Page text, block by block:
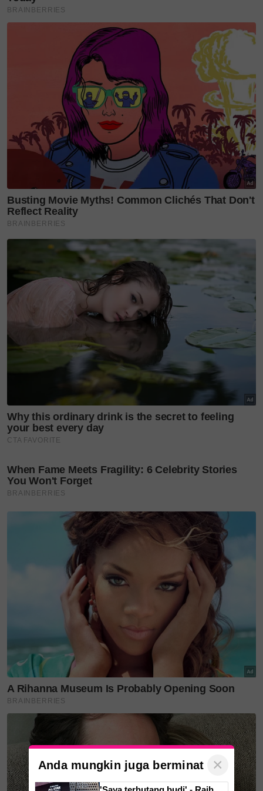
5 bilionair wanita ‘self-made’ terkaya di dunia,
taikun hartanah paling top dengan RM50.49
bilion
Harta RM5.74 bilion pada usia 25 tahun,
bilionair wanita termuda hanya beli kereta
terpakai
7 wanita terkaya dunia 2022, taikun kosmetik
paling top dengan RM329.31 bilion
Imbas kembali pada 2015, ketika Cathy melahirkan
anak keempat, bapa mentuanya mengedarkan lebih
HK$15 juta (kira-kira RM8.14) juta dalam angpau
kepada pekerjanya.
Cathy, 43, terdahulu terkenal pada era 2000-an
dengan dengan peranannya dalam filemTime and
Tide, When a Man Loves a Woman
danThe Saving
Hands.
Sehingga Februari, Forbes menyenaraikan bapa
mentuanya, Lee Shau Kee sebagai lelaki kedua
terkaya di Hong Kong dengan nilai bersih AS$29.2
bilion (RM124.03 bilion).
Bilionair itu meninggal dunia pada usia 97 tahun
pada 17 Mac, seperti yang diumumkan dalam
kenyataan akhbar oleh syarikatnya Henderson Land
Developmend.
Sumber:
Layari portalSinarPlusuntuk info terkini dan bermanfaat!
Jangan lupa follow kami diFacebook,Instagram,Threads,
Anda mungkin juga berminat ×